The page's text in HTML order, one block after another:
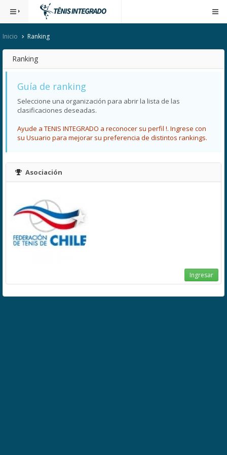
Inicio Ranking
Ranking
Guía de ranking
Seleccione una organización para abrir la lista de las
clasificaciones deseadas.
Ayude a TENIS INTEGRADO a reconocer su perfil !. Ingrese con
su Usuario para mejorar su preferencia de distintos rankings.
Asociación
Ingresar